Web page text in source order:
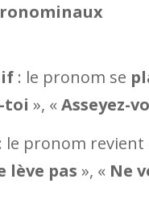
: le pronom se
toi », «Asseyez-
: le pronom revient
lève pas », « Ne